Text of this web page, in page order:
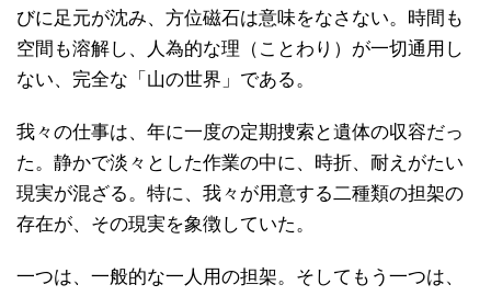
びに足元が沈み、方位磁石は意味をなさない。時間も
空間も溶解し、人為的な理（ことわり）が一切通用し
ない、完全な「山の世界」である。
我々の仕事は、年に一度の定期捜索と遺体の収容だっ
た。静かで淡々とした作業の中に、時折、耐えがたい
現実が混ざる。特に、我々が用意する二種類の担架の
存在が、その現実を象徴していた。
一つは、一般的な一人用の担架。そしてもう一つは、